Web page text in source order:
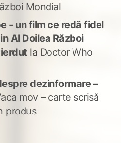
Mondial
- un film ce redă fidel
Al Doilea Război
la Doctor Who
dezinformare –
mov – carte scrisă
produs